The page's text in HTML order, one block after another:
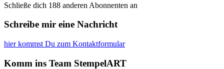
Schließe dich 188 anderen Abonnenten an
Schreibe mir eine Nachricht
hier kommst Du zum Kontaktformular
Komm ins Team StempelART